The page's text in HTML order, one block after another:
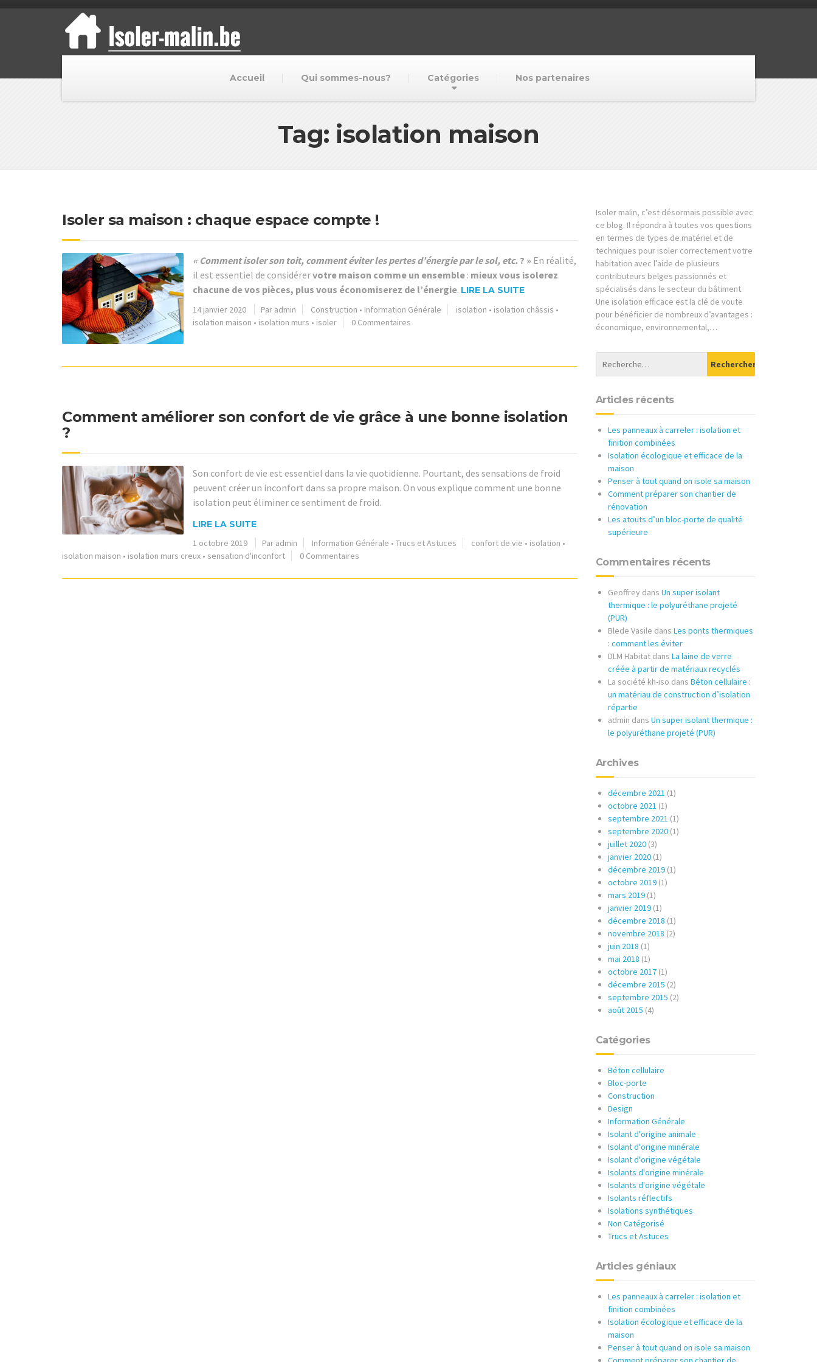
Accueil Qui sommes-nous? Catégories Nos partenaires
Tag: isolation maison
Isoler sa maison : chaque espace compte !
« Comment isoler son toit, comment éviter les pertes d’énergie par le sol, etc. ? » En réalité,
il est essentiel de considérervotre maison comme un ensemble : mieux vous isolerez
chacune de vos pièces, plus vous économiserez de l’énergie. LIRE LA SUITE
14 janvier 2020
Par admin Construction • Information Générale isolation • isolation châssis •
isolation maison • isolation murs • isoler 0 Commentaires
Comment améliorer son confort de vie grâce à une bonne isolation
?
Son confort de vie est essentiel dans la vie quotidienne. Pourtant, des sensations de froid
peuvent créer un inconfort dans sa propre maison. On vous explique comment une bonne
isolation peut éliminer ce sentiment de froid.
LIRE LA SUITE
1 octobre 2019
Par admin Information Générale • Trucs et Astuces confort de vie • isolation •
isolation maison • isolation murs creux • sensation d'inconfort 0 Commentaires
Isoler malin, c’est désormais possible avec
ce blog. Il répondra à toutes vos questions
en termes de types de matériel et de
techniques pour isoler correctement votre
habitation avec l’aide de plusieurs
contributeurs belges passionnés et
spécialisés dans le secteur du bâtiment.
Une isolation efficace est la clé de voute
pour bénéficier de nombreux d’avantages :
économique, environnemental,…
Articles récents
Les panneaux à carreler : isolation et
finition combinées
Isolation écologique et efficace de la
maison
Penser à tout quand on isole sa maison
Comment préparer son chantier de
rénovation
Les atouts d’un bloc-porte de qualité
supérieure
Commentaires récents
Geoffrey dans Un super isolant
thermique : le polyuréthane projeté
(PUR)
Blede Vasile dans Les ponts thermiques
: comment les éviter
DLM Habitatdans La laine de verre
créée à partir de matériaux recyclés
La société kh-iso dans Béton cellulaire :
un matériau de construction d’isolation
répartie
admin dans Un super isolant thermique :
le polyuréthane projeté (PUR)
Archives
décembre 2021 (1)
octobre 2021 (1)
septembre 2021 (1)
septembre 2020(1)
juillet 2020(3)
janvier 2020(1)
décembre 2019(1)
octobre 2019(1)
mars 2019(1)
janvier 2019(1)
décembre 2018 (1)
novembre 2018 (2)
juin 2018 (1)
mai 2018 (1)
octobre 2017(1)
décembre 2015 (2)
septembre 2015 (2)
août 2015 (4)
Catégories
Béton cellulaire
Bloc-porte
Construction
Design
Information Générale
Isolant d'origine animale
Isolant d'origine minérale
Isolant d'origine végétale
Isolants d'origine minérale
Isolants d'origine végétale
Isolants réflectifs
Isolations synthétiques
Non Catégorisé
Trucs et Astuces
Articles géniaux
Les panneaux à carreler : isolation et
finition combinées
Isolation écologique et efficace de la
maison
Penser à tout quand on isole sa maison